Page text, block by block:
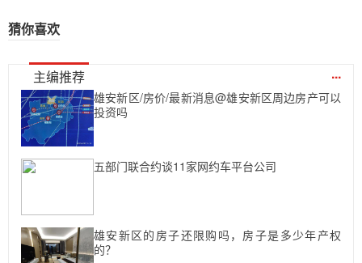
猜你喜欢
主编推荐 ...
雄安新区/房价/最新消息@雄安新区周边房产可以
投资吗
五部门联合约谈11家网约车平台公司
雄安新区的房子还限购吗，房子是多少年产权
的？